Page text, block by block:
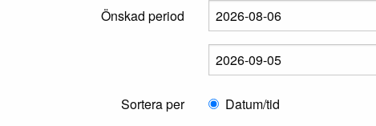
Önskad period
Sortera per
Datum/tid